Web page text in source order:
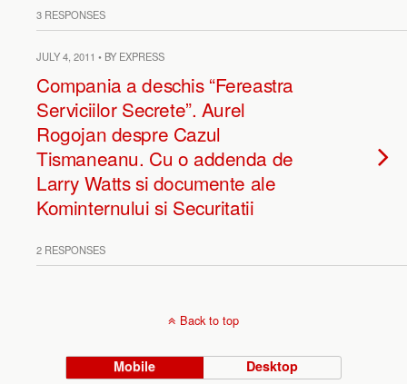
3 RESPONSES
JULY 4, 2011 • BY EXPRESS
Compania a deschis “Fereastra
Serviciilor Secrete”. Aurel
Rogojan despre Cazul
Tismaneanu. Cu o addenda de
Larry Watts si documente ale
Kominternului si Securitatii
2 RESPONSES
Back to top
Mobile Desktop